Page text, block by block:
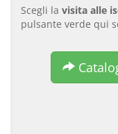
Scegli la visita alle
pulsante verde qui